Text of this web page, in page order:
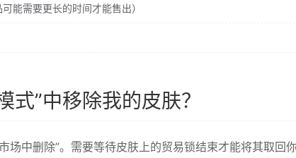
能需要更长的时间才能售出）
式”中移除我的皮肤？
场中删除”。需要等待皮肤上的贸易锁结束才能将其取回